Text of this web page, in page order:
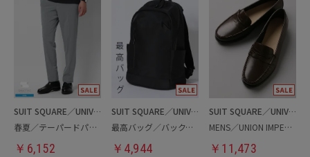
SUIT SQUARE／UNIVERSAL LANGUAGE
春夏／テーパードパンツ
￥ 6,152
SUIT SQUARE／UNIVERSAL LANGUAGE
最高バッグ／バックパック
￥ 4,944
SUIT SQUARE／UNIVERSAL LANGUAGE
MENS／UNION IMPERIAL監修／コインローファー
￥ 11,473